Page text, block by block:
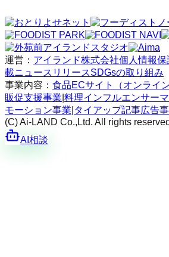
運営： アイランド株式会社個人情報保
載ニュースリリースSDGsの取り組み
事業内容： 食品ECサイト（オンライ
販促支援事業 料理インフルエンサー
モーション事業 タイアップ記事広告
(C) Ai-LAND Co.,Ltd. All rights
AI相談